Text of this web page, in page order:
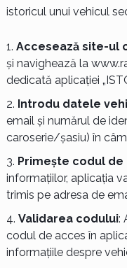
istoricul unui vehicul
Accesează site-ul
și navighează la
dedicată aplicației
Introdu datele
email și numărul de
caroserie/șasiu) în
Primește codul de
informațiilor, aplicația
trimis pe adresa de
Validarea codului:
codul de acces în
informațiile despre